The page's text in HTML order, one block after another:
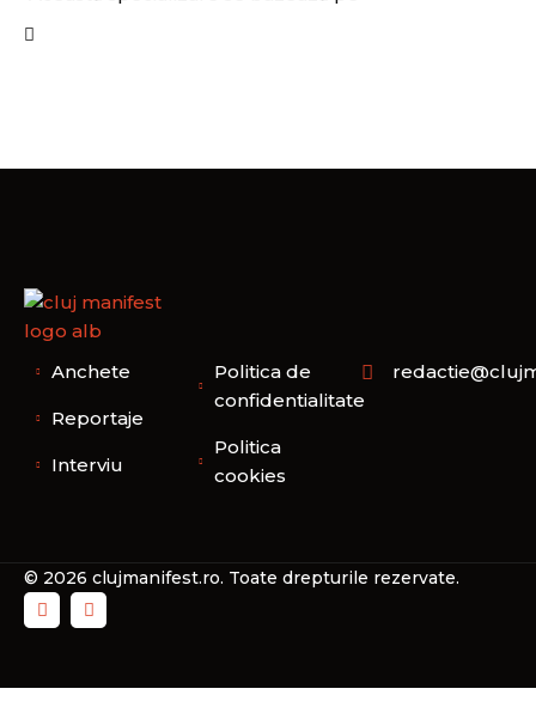
Anchete
Reportaje
Interviu
Politica de
confidentialitate
Politica
cookies
© 2026 clujmanifest.ro. Toate drepturile rezervate.